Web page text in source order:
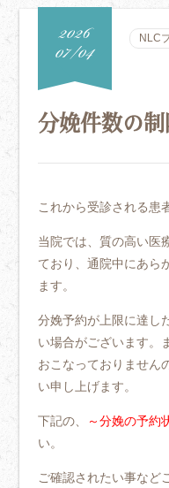
2026
07/04 NLC
分娩件数の制
これから受診される患
当院では、質の高い医
ており、通院中にあら
ます。
分娩予約が上限に達し
い場合がございます。
おこなっておりません
い申し上げます。
下記の、 ～分娩の予約
い。
ご確認されたい事など